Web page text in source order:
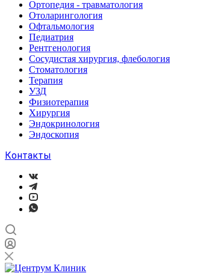
Ортопедия - травматология
Отоларингология
Офтальмология
Педиатрия
Рентгенология
Сосудистая хирургия, флебология
Стоматология
Терапия
УЗД
Физиотерапия
Хирургия
Эндокринология
Эндоскопия
Контакты